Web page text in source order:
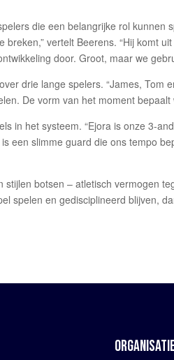
die een belangrijke rol kunnen
breken,” vertelt Beerens. “Hij komt
door. Groot, maar we
drie lange spelers. “James, Tom
De vorm van het moment bepaalt
in het systeem. “Ejora is onze 3-
een slimme guard die ons tempo
stijlen botsen – atletisch vermogen
spelen en gedisciplineerd blijven,